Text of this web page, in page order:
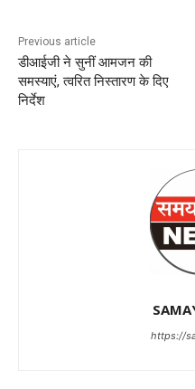
Previous article
डीआईजी ने सुनीं आमजन की
समस्याएं, त्वरित निस्तारण के दिए
निर्देश
https://